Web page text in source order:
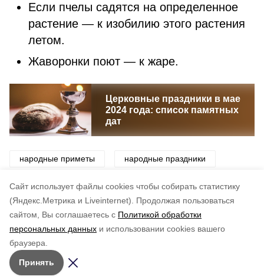
Cайт использует файлы cookies чтобы собирать статистику
(Яндекс.Метрика и Liveinternet).
Продолжая пользоваться
сайтом, Вы соглашаетесь с Политикой обработки
персональных данных и использовании cookies вашего
браузера.
Принять
Если пчелы садятся на определенное
растение — к изобилию этого растения
летом.
Жаворонки поют — к жаре.
Церковные праздники в мае
2024 года: список памятных
дат
народные приметы народные праздники
приметы праздники традиции
по оценке
5